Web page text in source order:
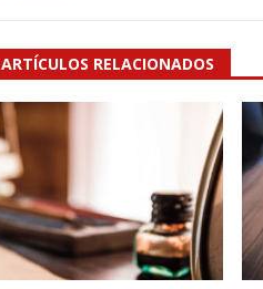
ARTÍCULOS RELACIONADOS